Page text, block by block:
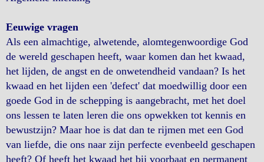
Eeuwige vragen
Als een almachtige, alwetende, alomtegenwoordige God
de wereld geschapen heeft, waar komen dan het kwaad,
het lijden, de angst en de onwetendheid vandaan? Is het
kwaad en het lijden een 'defect' dat moedwillig door een
goede God in de schepping is aangebracht, met het doel
ons lessen te laten leren die ons opwekken tot kennis en
bewustzijn? Maar hoe is dat dan te rijmen met een God
van liefde, die ons naar zijn perfecte evenbeeld geschapen
heeft? Of heeft het kwaad het bij voorbaat en permanent